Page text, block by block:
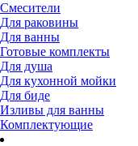
Смесители
Для раковины
Для ванны
Готовые комплекты
Для душа
Для кухонной мойки
Для биде
Изливы для ванны
Комплектующие